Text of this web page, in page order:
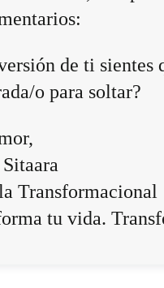
de ti sientes
o para soltar?
Transformacional
tu vida.